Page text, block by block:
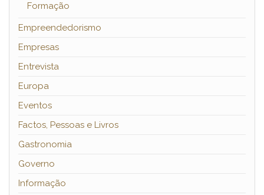
Formação
Empreendedorismo
Empresas
Entrevista
Europa
Eventos
Factos, Pessoas e Livros
Gastronomia
Governo
Informação